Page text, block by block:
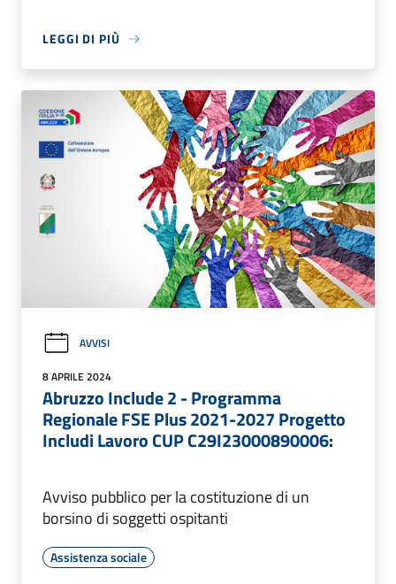
LEGGI DI PIÙ
AVVISI
8 APRILE 2024
Abruzzo Include 2 - Programma
Regionale FSE Plus 2021-2027 Progetto
Includi Lavoro CUP C29I23000890006:
Avviso pubblico per la costituzione di un
borsino di soggetti ospitanti
Assistenza sociale